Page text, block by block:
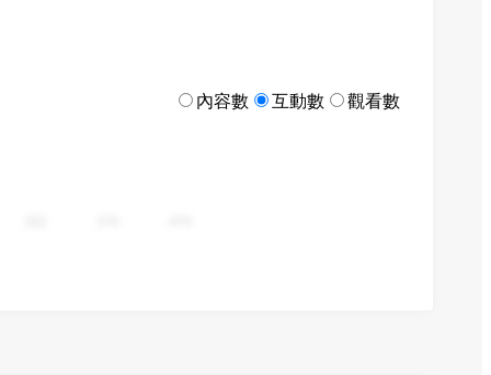
內容數 互動數 觀看數